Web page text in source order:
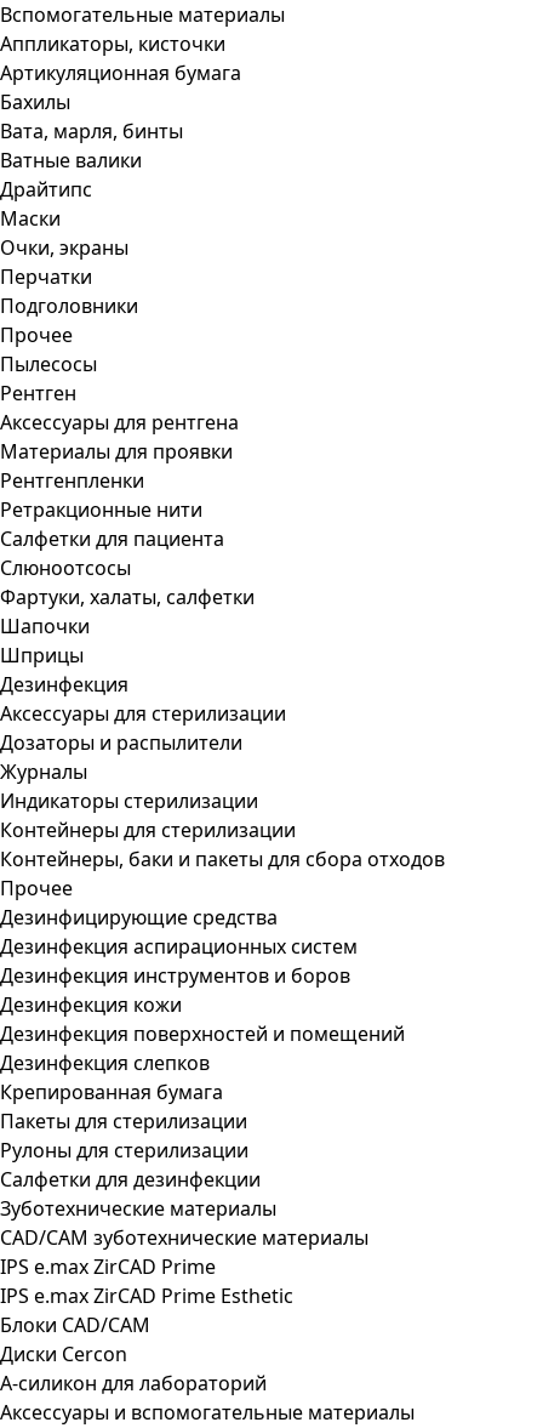
Вспомогательные материалы
Аппликаторы, кисточки
Артикуляционная бумага
Бахилы
Вата, марля, бинты
Ватные валики
Драйтипс
Маски
Очки, экраны
Перчатки
Подголовники
Прочее
Пылесосы
Рентген
Аксессуары для рентгена
Материалы для проявки
Рентгенпленки
Ретракционные нити
Салфетки для пациента
Слюноотсосы
Фартуки, халаты, салфетки
Шапочки
Шприцы
Дезинфекция
Аксессуары для стерилизации
Дозаторы и распылители
Журналы
Индикаторы стерилизации
Контейнеры для стерилизации
Контейнеры, баки и пакеты для сбора отходов
Прочее
Дезинфицирующие средства
Дезинфекция аспирационных систем
Дезинфекция инструментов и боров
Дезинфекция кожи
Дезинфекция поверхностей и помещений
Дезинфекция слепков
Крепированная бумага
Пакеты для стерилизации
Рулоны для стерилизации
Салфетки для дезинфекции
Зуботехнические материалы
CAD/CAM зуботехнические материалы
IPS e.max ZirCAD Prime
IPS e.max ZirCAD Prime Esthetic
Блоки CAD/CAM
Диски Cercon
А-силикон для лабораторий
Аксессуары и вспомогательные материалы